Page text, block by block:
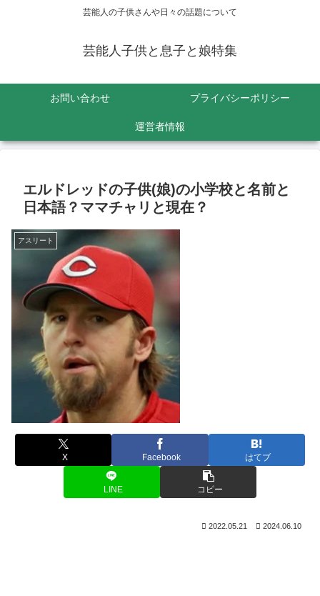
芸能人の子供さんや日々の話題について
芸能人子供と息子と娘特集
お問い合わせ プライバシーポリシー
運営者情報
エルドレッドの子供(娘)の小学校と名前と
日本語？ママチャリと現在？
アスリート
X Facebook はてブ
LINE コピー
2022.05.21 2024.06.10